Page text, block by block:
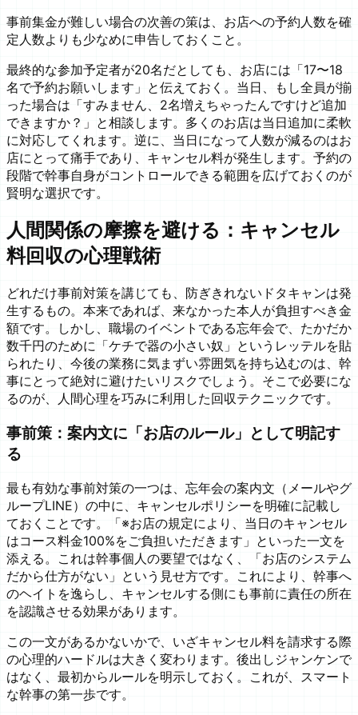
事前集金が難しい場合の次善の策は、お店への予約人数を確
定人数よりも少なめに申告しておくこと。
最終的な参加予定者が20名だとしても、お店には「17〜18
名で予約お願いします」と伝えておく。当日、もし全員が揃
った場合は「すみません、2名増えちゃったんですけど追加
できますか？」と相談します。多くのお店は当日追加に柔軟
に対応してくれます。逆に、当日になって人数が減るのはお
店にとって痛手であり、キャンセル料が発生します。予約の
段階で幹事自身がコントロールできる範囲を広げておくのが
賢明な選択です。
人間関係の摩擦を避ける：キャンセル
料回収の心理戦術
どれだけ事前対策を講じても、防ぎきれないドタキャンは発
生するもの。本来であれば、来なかった本人が負担すべき金
額です。しかし、職場のイベントである忘年会で、たかだか
数千円のために「ケチで器の小さい奴」というレッテルを貼
られたり、今後の業務に気まずい雰囲気を持ち込むのは、幹
事にとって絶対に避けたいリスクでしょう。そこで必要にな
るのが、人間心理を巧みに利用した回収テクニックです。
事前策：案内文に「お店のルール」として明記す
る
最も有効な事前対策の一つは、忘年会の案内文（メールやグ
ループLINE）の中に、キャンセルポリシーを明確に記載し
ておくことです。「※お店の規定により、当日のキャンセル
はコース料金100%をご負担いただきます」といった一文を
添える。これは幹事個人の要望ではなく、「お店のシステム
だから仕方がない」という見せ方です。これにより、幹事へ
のヘイトを逸らし、キャンセルする側にも事前に責任の所在
を認識させる効果があります。
この一文があるかないかで、いざキャンセル料を請求する際
の心理的ハードルは大きく変わります。後出しジャンケンで
はなく、最初からルールを明示しておく。これが、スマート
な幹事の第一歩です。